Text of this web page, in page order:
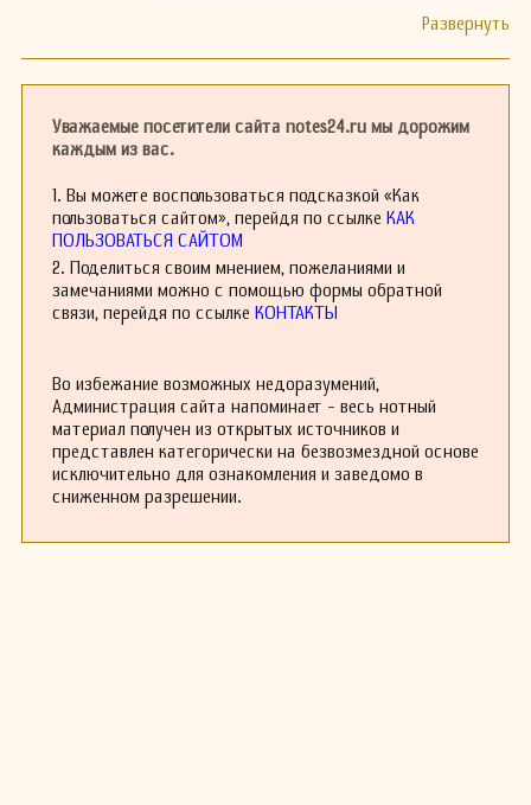
мадридскими. Среди персонажей,
художника Франсиско Гойю.
Характер многих произведений Барбьери
приемы для развлечения публики. Его темы в
основном касаются сложностей любви и
взаимоотношений между высшими и низшими
также присутствует отчетливый политический
оттенок. Зарсуэлы «Эль барберильо де
Лавапьес» и «Хлеб и быки» содержат сюжеты,
Кроме своих композиций, Барбьери также был
опытным музыкантом. Он основал «Ла
Эспанья Мусикаль» (общество по
распространению испанской оперетты) и
Общество оркестровой музыки.
Уважаемые посетители сайта notes24.ru мы дорожим
каждым из вас.
1. Вы можете воспользоваться подсказкой «Как
пользоваться сайтом», перейдя по ссылке КАК
ПОЛЬЗОВАТЬСЯ САЙТОМ
2. Поделиться своим мнением, пожеланиями и
замечаниями можно с помощью формы обратной
связи, перейдя по ссылке КОНТАКТЫ
Во избежание возможных недоразумений,
Администрация сайта напоминает - весь нотный
материал получен из открытых источников и
представлен категорически на безвозмездной основе
исключительно для ознакомления и заведомо в
сниженном разрешении.